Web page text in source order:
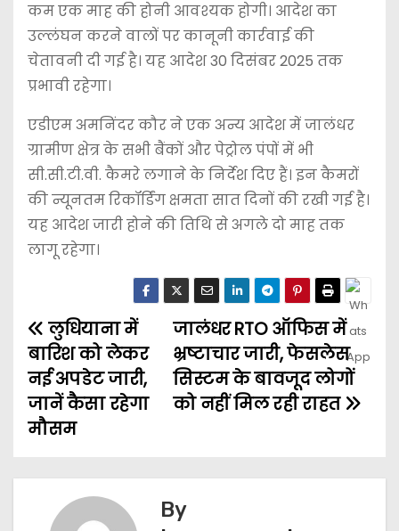
कम एक माह की होनी आवश्यक होगी। आदेश का
उल्लंघन करने वालों पर कानूनी कार्रवाई की
चेतावनी दी गई है। यह आदेश 30 दिसंबर 2025 तक
प्रभावी रहेगा।
एडीएम अमनिंदर कौर ने एक अन्य आदेश में जालंधर
ग्रामीण क्षेत्र के सभी बैंकों और पेट्रोल पंपों में भी
सी.सी.टी.वी. कैमरे लगाने के निर्देश दिए हैं। इन कैमरों
की न्यूनतम रिकॉर्डिंग क्षमता सात दिनों की रखी गई है।
यह आदेश जारी होने की तिथि से अगले दो माह तक
लागू रहेगा।
जालंधर RTO ऑफिस में
भ्रष्टाचार जारी, फेसलेस
सिस्टम के बावजूद लोगों
को नहीं मिल रही राहत
लुधियाना में
बारिश को लेकर
नई अपडेट जारी,
जानें कैसा रहेगा
मौसम
By